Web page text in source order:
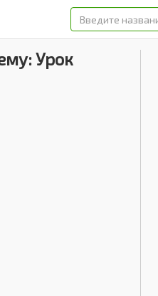
Урок